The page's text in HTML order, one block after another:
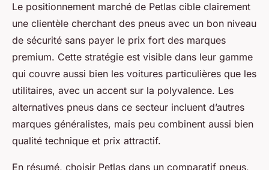
Le positionnement marché de Petlas cible clairement
une clientèle cherchant des pneus avec un bon niveau
de sécurité sans payer le prix fort des marques
premium. Cette stratégie est visible dans leur gamme
qui couvre aussi bien les voitures particulières que les
utilitaires, avec un accent sur la polyvalence. Les
alternatives pneus dans ce secteur incluent d’autres
marques généralistes, mais peu combinent aussi bien
qualité technique et prix attractif.
En résumé, choisir Petlas dans un comparatif pneus,